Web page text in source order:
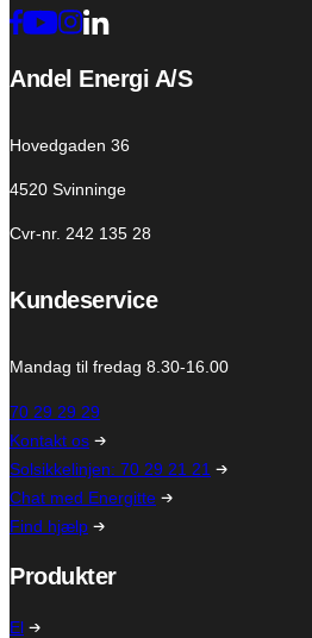
Andel Energi A/S
Hovedgaden 36
4520 Svinninge
Cvr-nr. 242 135 28
Kundeservice
Mandag til fredag 8.30-16.00
70 29 29 29
Kontakt os
Solsikkelinjen: 70 29 21 21
Chat med Energitte
Find hjælp
Produkter
El